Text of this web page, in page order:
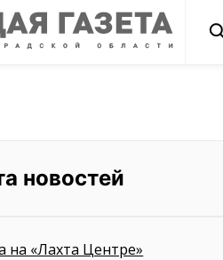
новостей
на «Лахта Центре»